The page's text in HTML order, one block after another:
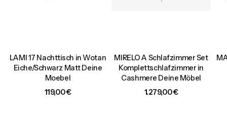
LAMI 17 Nachttisch in Wotan
Eiche/Schwarz Matt Deine
Moebel
Preis
119,00 €
MIRELO A Schlafzimmer Set
Komplettschlafzimmer in
Cashmere Deine Möbel
Preis
1.279,00 €